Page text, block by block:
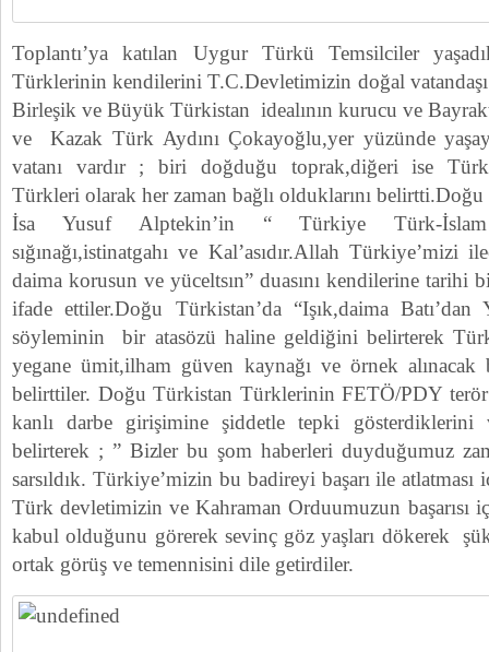
Toplantı’ya katılan Uygur Türkü Temsilciler
Türklerinin kendilerini T.C.Devletimizin doğal vatandaşı
Birleşik ve Büyük Türkistan idealının kurucu ve
ve Kazak Türk Aydını Çokayoğlu,yer yüzünde
vatanı vardır ; biri doğduğu toprak,diğeri ise
Türkleri olarak her zaman bağlı olduklarını
İsa Yusuf Alptekin’in “ Türkiye Türk-İslam
sığınağı,istinatgahı ve Kal’asıdır.Allah Türkiye’mizi
daima korusun ve yüceltsın” duasını kendilerine tarihi
ifade ettiler.Doğu Türkistan’da “Işık,daima Batı’dan
söyleminin bir atasözü haline geldiğini belirterek
yegane ümit,ilham güven kaynağı ve örnek
belirttiler. Doğu Türkistan Türklerinin FETÖ/PDY
kanlı darbe girişimine şiddetle tepki gösterdiklerini
belirterek ; ” Bizler bu şom haberleri duyduğumuz
sarsıldık. Türkiye’mizin bu badireyi başarı ile
Türk devletimizin ve Kahraman Orduumuzun başarısı
kabul olduğunu görerek sevinç göz yaşları dökerek
ortak görüş ve temennisini dile getirdiler.